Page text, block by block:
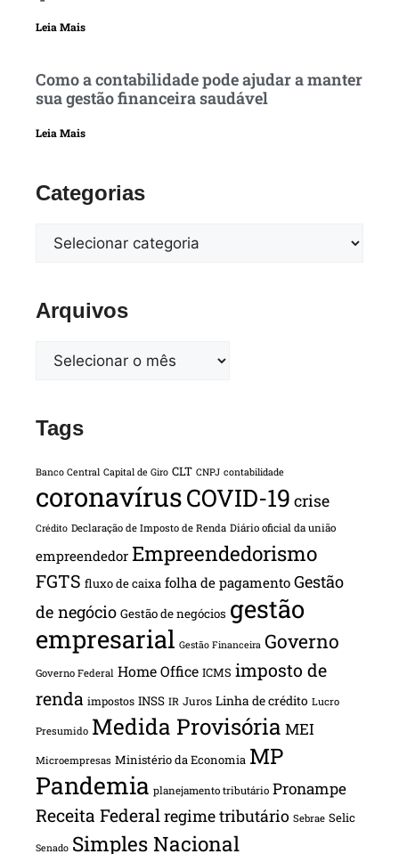
Leia Mais
Como a contabilidade pode ajudar a manter
sua gestão financeira saudável
Leia Mais
Categorias
Arquivos
Tags
Banco Central Capital de Giro CLT CNPJ contabilidade
coronavírusCOVID-19 crise
Crédito Declaração de Imposto de Renda Diário oficial da união
empreendedor Empreendedorismo
FGTS fluxo de caixa folha de pagamento Gestão
de negócio Gestão de negócios gestão
empresarial Gestão Financeira Governo
Governo Federal Home Office ICMS imposto de
renda impostos INSS IR Juros Linha de crédito Lucro
Presumido Medida Provisória MEI
Microempresas Ministério da Economia MP
Pandemia planejamento tributário Pronampe
Receita Federalregime tributário Sebrae Selic
Senado Simples Nacional